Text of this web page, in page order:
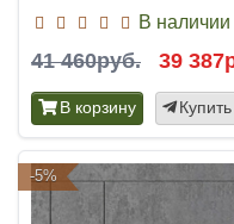
В
41 460руб. 39
В корзину
-5%